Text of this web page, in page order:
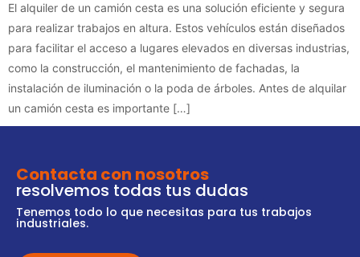
El alquiler de un camión cesta es una solución eficiente y segura
para realizar trabajos en altura. Estos vehículos están diseñados
para facilitar el acceso a lugares elevados en diversas industrias,
como la construcción, el mantenimiento de fachadas, la
instalación de iluminación o la poda de árboles. Antes de alquilar
un camión cesta es importante […]
Contacta con nosotros
resolvemos todas tus dudas
Tenemos todo lo que necesitas para tus trabajos
industriales.